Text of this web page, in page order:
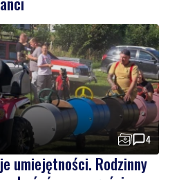
4
umiejętności. Rodzinny
oraz gości